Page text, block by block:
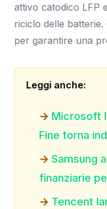
attivo catodico LFP
riciclo delle
per garantire una
Leggi anche:
Microsoft
Fine torna
Samsung
finanziarie
Tencent